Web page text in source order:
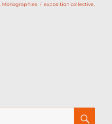
Monographies Étiquettes
exposition collective